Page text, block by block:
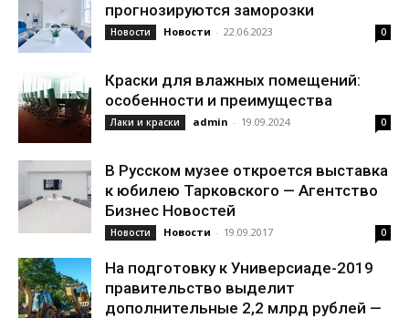
прогнозируются заморозки
Новости Новости - 22.06.2023 0
Краски для влажных помещений:
особенности и преимущества
Лаки и краски admin - 19.09.2024 0
В Русском музее откроется выставка
к юбилею Тарковского — Агентство
Бизнес Новостей
Новости Новости - 19.09.2017 0
На подготовку к Универсиаде-2019
правительство выделит
дополнительные 2,2 млрд рублей —